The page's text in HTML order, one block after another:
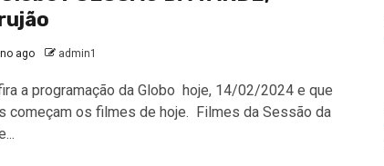
ago admin1
a programação da Globo hoje, 14/02/2024 e que
começam os filmes de hoje. Filmes da Sessão da